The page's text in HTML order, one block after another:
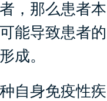
，那么患者本
能导致患者的
成。
自身免疫性疾